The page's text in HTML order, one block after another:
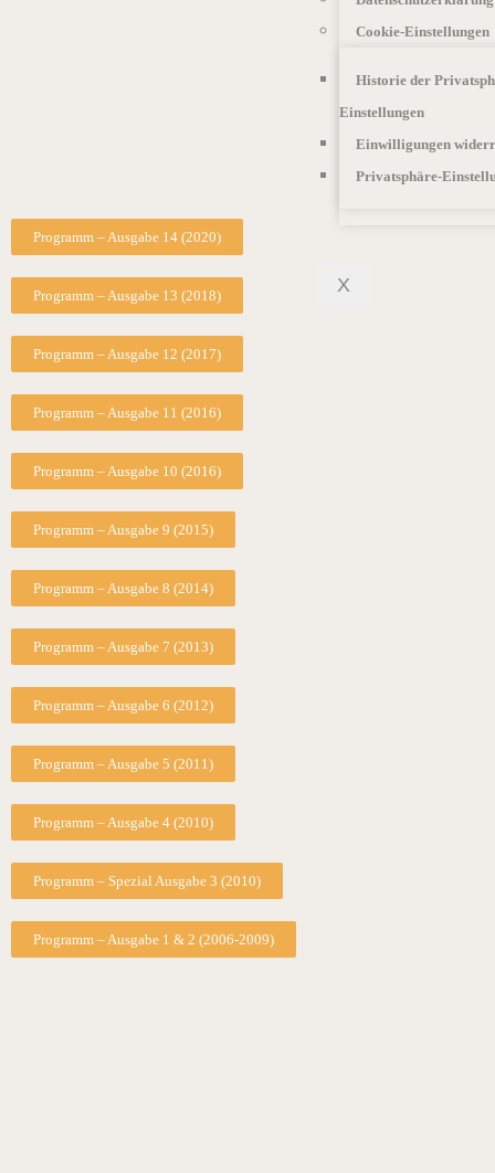
Cookie-Einstellungen
Historie der
Einstellungen
Einwilligungen
Privatsphäre-
X
Programm – Ausgabe 14 (2020)
Programm – Ausgabe 13 (2018)
Programm – Ausgabe 12 (2017)
Programm – Ausgabe 11 (2016)
Programm – Ausgabe 10 (2016)
Programm – Ausgabe 9 (2015)
Programm – Ausgabe 8 (2014)
Programm – Ausgabe 7 (2013)
Programm – Ausgabe 6 (2012)
Programm – Ausgabe 5 (2011)
Programm – Ausgabe 4 (2010)
Programm – Spezial Ausgabe 3 (2010)
Programm – Ausgabe 1 & 2 (2006-2009)